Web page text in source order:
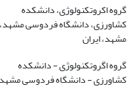
گروه اکروتکنولوژی، دانشکده
کشاورزی، دانشگاه فردوسی مشهد،
مشهد، ایران
گروه اگروتکنولوژی - دانشکده
کشاورزی - دانشگاه فردوسی